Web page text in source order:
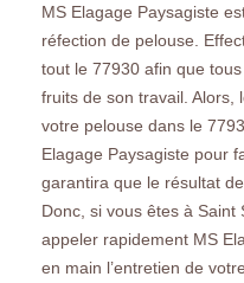
MS Elagage Paysagiste
réfection de pelouse.
tout le 77930 afin que
fruits de son travail. Alors,
votre pelouse dans le
Elagage Paysagiste pour
garantira que le résultat
Donc, si vous êtes à Saint
appeler rapidement MS
en main l’entretien de